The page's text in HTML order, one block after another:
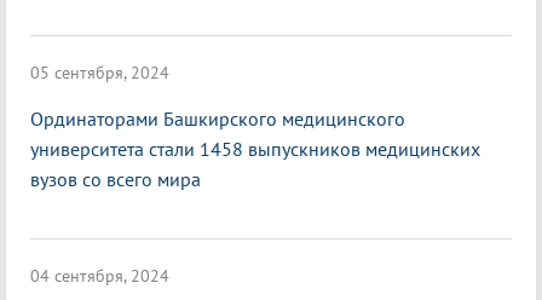
05 сентября, 2024
Ординаторами Башкирского медицинского
университета стали 1458 выпускников медицинских
вузов со всего мира
04 сентября, 2024